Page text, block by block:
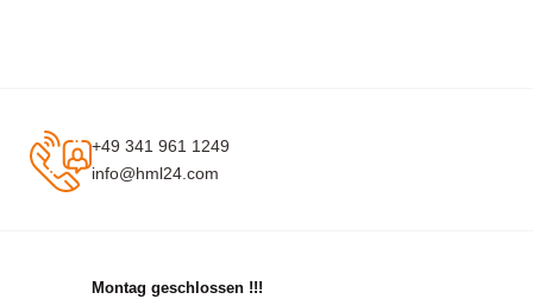
+49 341 961 1249
info@hml24.com
Montag geschlossen !!!